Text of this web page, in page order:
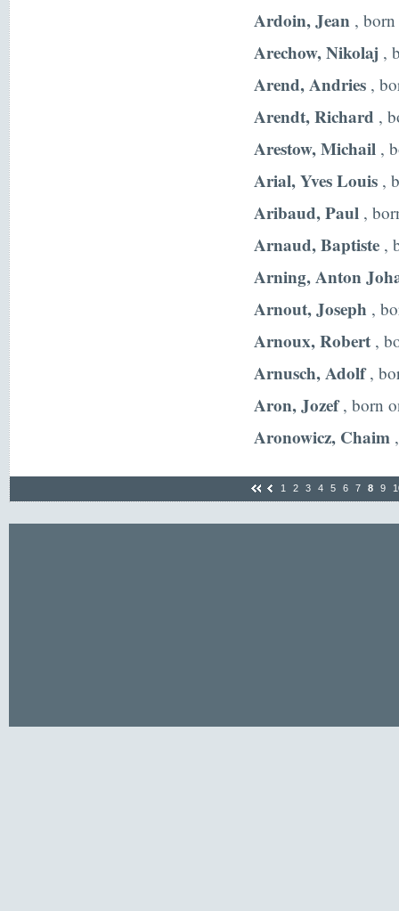
Ardoin, Jean ,
Arechow, Nikolaj ,
Arend, Andries ,
Arendt, Richard ,
Arestow, Michail ,
Arial, Yves Louis ,
Aribaud, Paul ,
Arnaud, Baptiste ,
Arning, Anton
Arnout, Joseph ,
Arnoux, Robert ,
Arnusch, Adolf,
Aron, Jozef, born
Aronowicz, Chaim
1 2 3 4 5 6 7 8 9